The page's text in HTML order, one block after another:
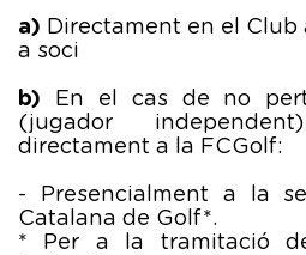
a) Directament en el
a soci
b) En el cas de no
(jugador
directament a la FCGolf:
- Presencialment a la
Catalana de Golf*.
* Per a la tramitació